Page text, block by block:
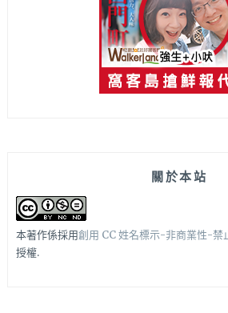
關於本站
本著作係採用創用 CC 姓名標示-非商業性-禁
授權.